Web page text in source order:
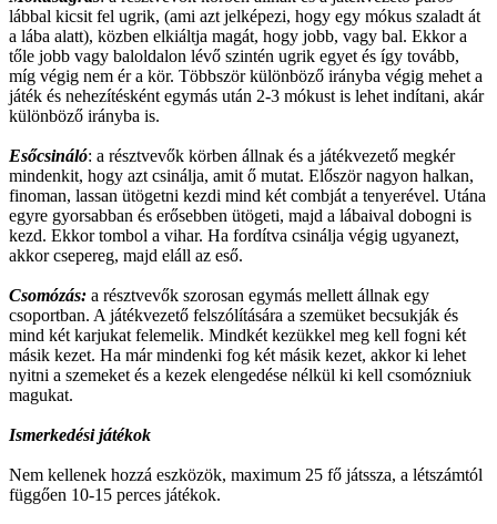
lábbal kicsit fel ugrik, (ami azt jelképezi, hogy egy mókus szaladt át
a lába alatt), közben elkiáltja magát, hogy jobb, vagy bal. Ekkor a
tőle jobb vagy baloldalon lévő szintén ugrik egyet és így tovább,
míg végig nem ér a kör. Többször különböző irányba végig mehet a
játék és nehezítésként egymás után 2-3 mókust is lehet indítani, akár
különböző irányba is.
Esőcsináló: a résztvevők körben állnak és a játékvezető megkér
mindenkit, hogy azt csinálja, amit ő mutat. Először nagyon halkan,
finoman, lassan ütögetni kezdi mind két combját a tenyerével. Utána
egyre gyorsabban és erősebben ütögeti, majd a lábaival dobogni is
kezd. Ekkor tombol a vihar. Ha fordítva csinálja végig ugyanezt,
akkor csepereg, majd eláll az eső.
Csomózás: a résztvevők szorosan egymás mellett állnak egy
csoportban. A játékvezető felszólítására a szemüket becsukják és
mind két karjukat felemelik. Mindkét kezükkel meg kell fogni két
másik kezet. Ha már mindenki fog két másik kezet, akkor ki lehet
nyitni a szemeket és a kezek elengedése nélkül ki kell csomózniuk
magukat.
Ismerkedési játékok
Nem kellenek hozzá eszközök, maximum 25 fő játssza, a létszámtól
függően 10-15 perces játékok.